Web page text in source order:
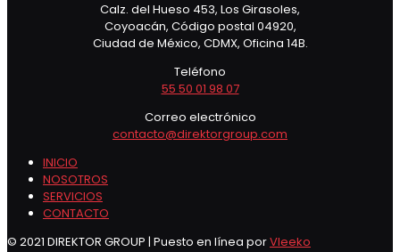
Calz. del Hueso 453, Los Girasoles,
Coyoacán, Código postal 04920,
Ciudad de México, CDMX, Oficina 14B.
Teléfono
55 50 01 98 07
Correo electrónico
contacto@direktorgroup.com
INICIO
NOSOTROS
SERVICIOS
CONTACTO
© 2021 DIREKTOR GROUP | Puesto en línea porVleeko